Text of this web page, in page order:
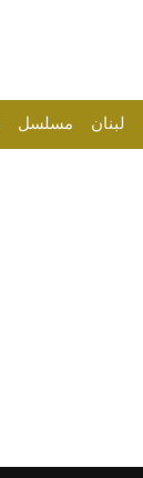
لبنان مسلسل